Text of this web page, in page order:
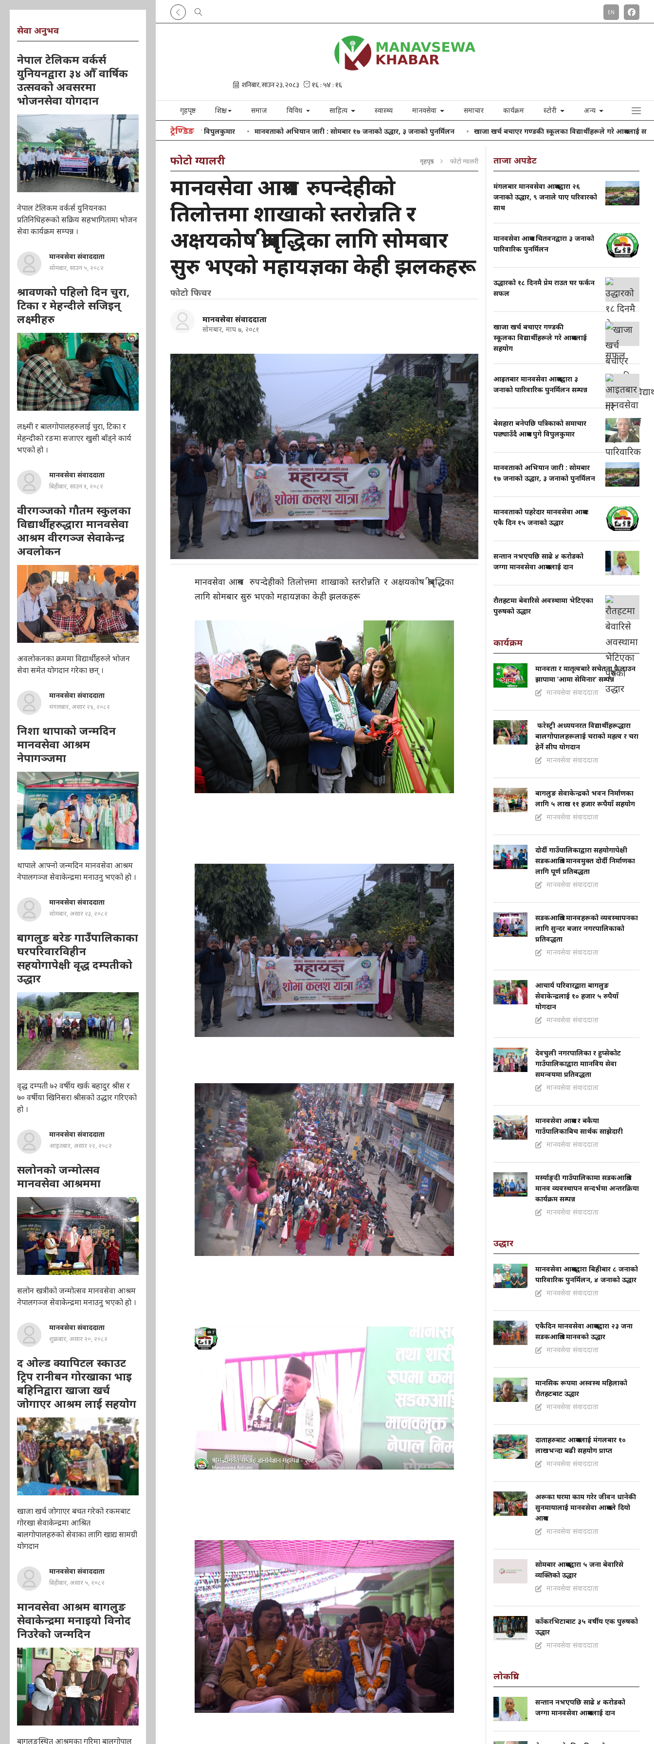
सेवा अनुभव
नेपाल टेलिकम वर्कर्स
युनियनद्वारा ३४ औँ वार्षिक
उत्सवको अवसरमा
भोजनसेवा योगदान
नेपाल टेलिकम वर्कर्स युनियनका
प्रतिनिधिहरूको सक्रिय सहभागितामा भोजन
सेवा कार्यक्रम सम्पन्न ।
मानवसेवा संवाददाता
सोमबार, साउन ५, २०८२
श्रावणको पहिलो दिन चुरा,
टिका र मेहन्दीले सजिइन्
लक्ष्मीहरु
लक्ष्मी र बालगोपालहरुलाई चुरा, टिका र
मेहन्दीको रङमा सजाएर खुसी बाँड्ने कार्य
भएको हो ।
मानवसेवा संवाददाता
बिहीबार, साउन १, २०८२
वीरगञ्जको गौतम स्कुलका
विद्यार्थीहरुद्धारा मानवसेवा
आश्रम वीरगञ्ज सेवाकेन्द्र
अवलोकन
अवलोकनका क्रममा विद्यार्थीहरुले भोजन
सेवा समेत योगदान गरेका छन् ।
मानवसेवा संवाददाता
मंगलबार, असार २४, २०८२
निशा थापाको जन्मदिन
मानवसेवा आश्रम
नेपागञ्जमा
थापाले आफ्नो जन्मदिन मानवसेवा आश्रम
नेपालगञ्ज सेवाकेन्द्रमा मनाउनु भएको हाे ।
मानवसेवा संवाददाता
सोमबार, असार २३, २०८२
बागलुङ बरेङ गाउँपालिकाका
घरपरिवारविहीन
सहयोगापेक्षी वृद्ध दम्पतीको
उद्धार
वृद्ध दम्पती ७२ वर्षीय खर्क बहादुर श्रीस र
७० वर्षीया खिनिसरा श्रीसको उद्धार गरिएको
हो ।
मानवसेवा संवाददाता
आइतबार, असार २२, २०८२
सलोनको जन्मोत्सव
मानवसेवा आश्रममा
सलोन खत्रीको जन्मोत्सव मानवसेवा आश्रम
नेपालगञ्ज सेवाकेन्द्रमा मनाउनु भएको हाे ।
मानवसेवा संवाददाता
शुक्रबार, असार २०, २०८२
द ओल्ड क्यापिटल स्काउट
ट्रिप रानीबन गोरखाका भाइ
बहिनिद्वारा खाजा खर्च
जोगाएर आश्रम लाई सहयाेग
खाजा खर्च जोगाएर बचत गरेको रकमबाट
गोरखा सेवाकेन्द्रमा आश्रित
बालगोपालहरुको सेवाका लागि खाद्य सामग्री
योगदान
मानवसेवा संवाददाता
बिहीबार, असार ५, २०८२
मानवसेवा आश्रम बागलुङ
सेवाकेन्द्रमा मनाइयाे विनोद
निउरेकाे जन्मदिन
बागलुङस्थित आश्रमका गरिमा बालगोपाल
EN
गृहपृष्ठ शिक्षा समाज विविध साहित्य स्वास्थ्य मानवसेवा समाचार कार्यक्रम स्टोरी अन्य
ट्रेण्डिङ मानवताको अभियान जारी : साेमबार १७ जनाको उद्धार, ३ जनाको पुनर्मिलन खाजा खर्च बचाएर गण्डकी स्कूलका विद्यार्थीहरूले गरे आश्रमलाई सहयाेग
फोटो ग्यालरी गृहपृष्ठ फोटो ग्यालरी
मानवसेवा आश्रम रुपन्देहीको
तिलोत्तमा शाखाको स्तरोन्नति र
अक्षयकोष श्रीवृद्धिका लागि सोमबार
सुरु भएको महायज्ञका केही झलकहरू
फोटो फिचर
मानवसेवा संवाददाता
सोमबार, माघ ७, २०८१
मानवसेवा आश्रम रुपन्देहीको तिलोत्तमा शाखाको स्तरोन्नति र अक्षयकोष श्रीवृद्धिका
लागि सोमबार सुरु भएको महायज्ञका केही झलकहरू
ताजा अपडेट
मंगलबार मानवसेवा आश्रमद्वारा २६
जनाको उद्धार, ९ जनाले पाए परिवारको
साथ
मानवसेवा आश्रम चितवनद्वारा ३ जनाको
पारिवारिक पुनर्मिलन
उद्धारको १८ दिनमै प्रेम राउत घर फर्कन
सफल
खाजा खर्च बचाएर गण्डकी
स्कूलका विद्यार्थीहरूले गरे आश्रमलाई
सहयाेग
आइतबार मानवसेवा आश्रमद्वारा ३
जनाकाे पारिवारिक पुनर्मिलन सम्पन्न
बेसहारा बनेपछि पत्रिकाको समाचार
पछ्याउँदै आश्रम पुगे विपुलकुमार
मानवताको अभियान जारी : साेमबार
१७ जनाको उद्धार, ३ जनाको पुनर्मिलन
मानवताको पहरेदार मानवसेवा आश्रमः
एकै दिन १५ जनाको उद्धार
सन्तान नभएपछि साढे ४ करोडको
जग्गा मानवसेवा आश्रमलाई दान
राैतहटमा बेवारिसे अवस्थामा भेटिएका
पुरुषको उद्धार
कार्यक्रम
मानवता र मातृत्वबारे सचेतना फैलाउन
झापामा ‘आमा सेमिनार’ सम्पन्न
मानवसेवा संवाददाता
फरेस्ट्री अध्ययनरत विद्यार्थीहरूद्धारा
बालगोपालहरूलाई चराको महत्व र चरा
हेर्ने सीप याेगदान
मानवसेवा संवाददाता
बागलुङ सेवाकेन्द्रको भवन निर्माणका
लागि ५ लाख ११ हजार रूपैयाँ सहयोग
मानवसेवा संवाददाता
दोर्दी गाउँपालिकाद्वारा सहयोगापेक्षी
सडकआश्रित मानवमुक्त दोर्दी निर्माणका
लागि पूर्ण प्रतिबद्धता
मानवसेवा संवाददाता
सडकआश्रित मानवहरूको व्यवस्थापनका
लागि सुन्दर बजार नगरपालिकाको
प्रतिवद्धता
मानवसेवा संवाददाता
आचार्य परिवारद्बारा बागलुङ
सेवाकेन्द्रलाई १० हजार ५ रुपैयाँ
योगदान
मानवसेवा संवाददाता
देवचुली नगरपालिका र हुप्सेकोट
गाउँपालिकाद्वारा माानविय सेवा
समन्वयमा प्रतिवद्धता
मानवसेवा संवाददाता
मानवसेवा आश्रम र बकैया
गाउँपालिकाबिच सार्थक साझेदारी
मानवसेवा संवाददाता
मर्स्याङ्दी गाउँपालिकामा सडकआश्रित
मानव व्यवस्थापन सन्दर्भमा अन्तरक्रिया
कार्यक्रम सम्पन्न
मानवसेवा संवाददाता
उद्धार
मानवसेवा आश्रमद्वारा बिहीबार ८ जनाको
पारिवारिक पुनर्मिलन, ४ जनाको उद्धार
मानवसेवा संवाददाता
एकैदिन मानवसेवा आश्रमद्वारा २३ जना
सडकआश्रित मानवको उद्धार
मानवसेवा संवाददाता
मानसिक रूपमा अस्वस्थ महिलाको
राैतहटबाट उद्धार
मानवसेवा संवाददाता
दाताहरुबाट आश्रमलाई मंगलबार १०
लाखभन्दा बढी सहयोग प्राप्त
मानवसेवा संवाददाता
अरूका घरमा काम गरेर जीवन धानेकी
सुनमायालाई मानवसेवा आश्रमले दियो
आश्रय
मानवसेवा संवाददाता
साेमबार आश्रमद्वारा ५ जना बेवारिसे
व्यक्तिकाे उद्धार
मानवसेवा संवाददाता
काँकरभिटाबाट ३५ वर्षीय एक पुरुषकाे
उद्धार
मानवसेवा संवाददाता
लोकप्रिय
सन्तान नभएपछि साढे ४ करोडको
जग्गा मानवसेवा आश्रमलाई दान